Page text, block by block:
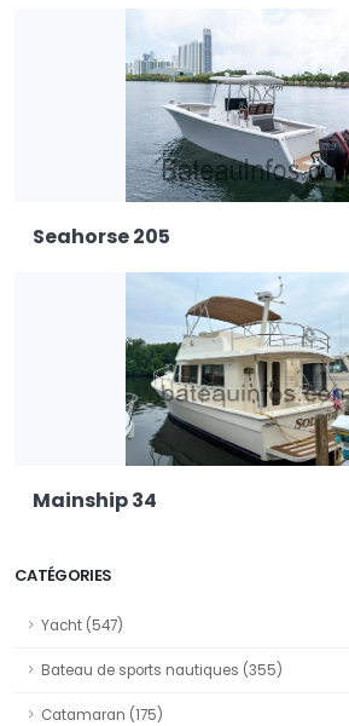
Seahorse 205
Mainship 34
CATÉGORIES
Yacht (547)
Bateau de sports nautiques (355)
Catamaran (175)